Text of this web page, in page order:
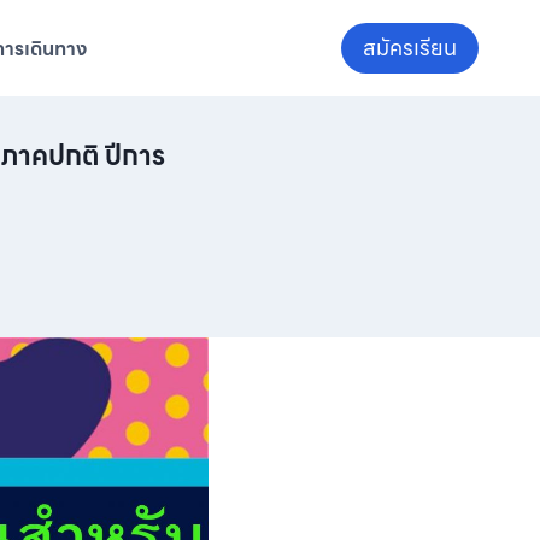
รเดินทาง สมัครเรียน
าคปกติ ปีการ